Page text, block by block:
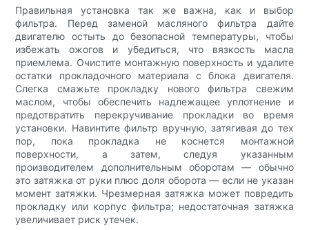
Правильная установка так же важна, как и выбор
фильтра. Перед заменой масляного фильтра дайте
двигателю остыть до безопасной температуры, чтобы
избежать ожогов и убедиться, что вязкость масла
приемлема. Очистите монтажную поверхность и удалите
остатки прокладочного материала с блока двигателя.
Слегка смажьте прокладку нового фильтра свежим
маслом, чтобы обеспечить надлежащее уплотнение и
предотвратить перекручивание прокладки во время
установки. Навинтите фильтр вручную, затягивая до тех
пор, пока прокладка не коснется монтажной
поверхности, а затем, следуя указанным
производителем дополнительным оборотам — обычно
это затяжка от руки плюс доля оборота — если не указан
момент затяжки. Чрезмерная затяжка может повредить
прокладку или корпус фильтра; недостаточная затяжка
увеличивает риск утечек.